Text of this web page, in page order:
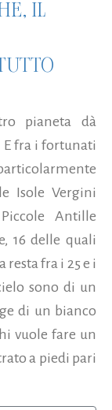
IL
pianeta dà
E fra i fortunati
Isole Vergini
Antille
16 delle quali
fra i 25 e i
sono di un
di un bianco
vuole fare un
a piedi pari